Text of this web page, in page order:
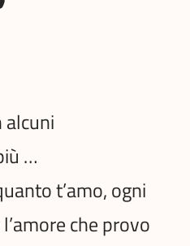
alcuni
…
t’amo, ogni
che provo